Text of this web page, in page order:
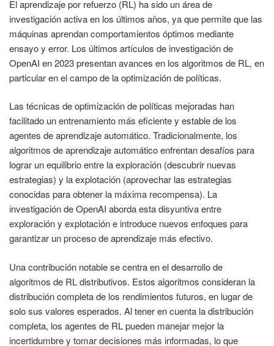
El aprendizaje por refuerzo (RL) ha sido un área de
investigación activa en los últimos años, ya que permite que las
máquinas aprendan comportamientos óptimos mediante
ensayo y error. Los últimos artículos de investigación de
OpenAI en 2023 presentan avances en los algoritmos de RL, en
particular en el campo de la optimización de políticas.
Las técnicas de optimización de políticas mejoradas han
facilitado un entrenamiento más eficiente y estable de los
agentes de aprendizaje automático. Tradicionalmente, los
algoritmos de aprendizaje automático enfrentan desafíos para
lograr un equilibrio entre la exploración (descubrir nuevas
estrategias) y la explotación (aprovechar las estrategias
conocidas para obtener la máxima recompensa). La
investigación de OpenAI aborda esta disyuntiva entre
exploración y explotación e introduce nuevos enfoques para
garantizar un proceso de aprendizaje más efectivo.
Una contribución notable se centra en el desarrollo de
algoritmos de RL distributivos. Estos algoritmos consideran la
distribución completa de los rendimientos futuros, en lugar de
solo sus valores esperados. Al tener en cuenta la distribución
completa, los agentes de RL pueden manejar mejor la
incertidumbre y tomar decisiones más informadas, lo que